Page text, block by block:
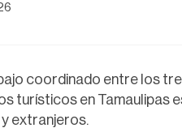
coordinado entre los
turísticos en Tamaulipas
extranjeros.